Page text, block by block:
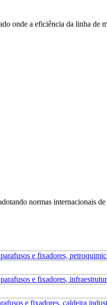
onde a eficiência da linha
normas internacionais